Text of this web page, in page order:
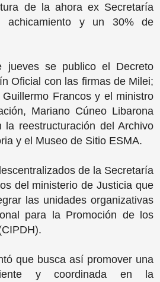
de la ahora ex Secretaría
achicamiento y un 30% de
jueves se publico el Decreto
Oficial con las firmas de Milei;
Francos y el ministro
Mariano Cúneo Libarona
reestructuración del Archivo
y el Museo de Sitio ESMA.
de la Secretaría
del ministerio de Justicia que
las unidades organizativas
para la Promoción de los
que busca así promover una
y coordinada en la